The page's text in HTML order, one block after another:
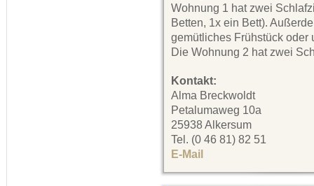
Wohnung 1 hat zwei
Betten, 1x ein Bett).
gemütliches Frühstück oder
Die Wohnung 2 hat zwei
Kontakt:
Alma Breckwoldt
Petalumaweg 10a
25938 Alkersum
Tel. (0 46 81) 82 51
E-Mail